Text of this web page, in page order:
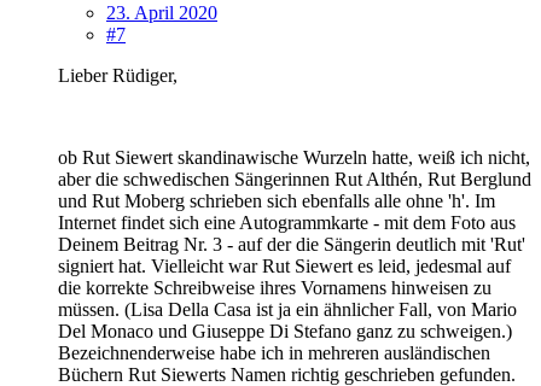
23. April 2020
#7
Lieber Rüdiger,
ob Rut Siewert skandinawische Wurzeln hatte, weiß ich nicht,
aber die schwedischen Sängerinnen Rut Althén, Rut Berglund
und Rut Moberg schrieben sich ebenfalls alle ohne 'h'. Im
Internet findet sich eine Autogrammkarte - mit dem Foto aus
Deinem Beitrag Nr. 3 - auf der die Sängerin deutlich mit 'Rut'
signiert hat. Vielleicht war Rut Siewert es leid, jedesmal auf
die korrekte Schreibweise ihres Vornamens hinweisen zu
müssen. (Lisa Della Casa ist ja ein ähnlicher Fall, von Mario
Del Monaco und Giuseppe Di Stefano ganz zu schweigen.)
Bezeichnenderweise habe ich in mehreren ausländischen
Büchern Rut Siewerts Namen richtig geschrieben gefunden.